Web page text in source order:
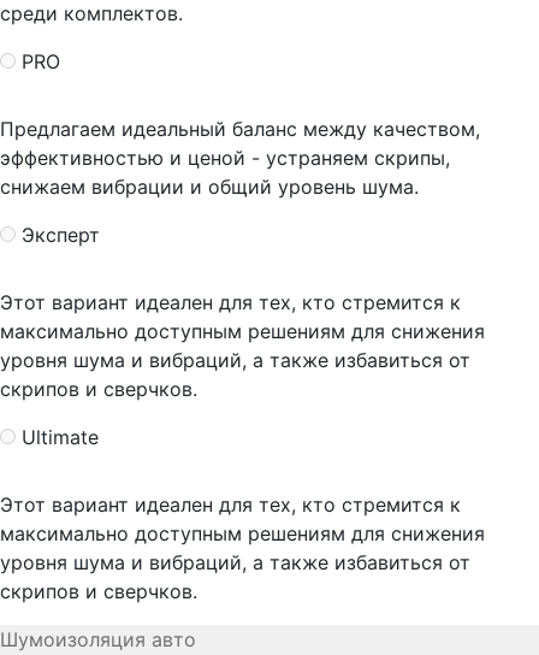
среди комплектов.
PRO
Предлагаем идеальный баланс между качеством,
эффективностью и ценой - устраняем скрипы,
снижаем вибрации и общий уровень шума.
Эксперт
Этот вариант идеален для тех, кто стремится к
максимально доступным решениям для снижения
уровня шума и вибраций, а также избавиться от
скрипов и сверчков.
Ultimate
Этот вариант идеален для тех, кто стремится к
максимально доступным решениям для снижения
уровня шума и вибраций, а также избавиться от
скрипов и сверчков.
Шумоизоляция авто